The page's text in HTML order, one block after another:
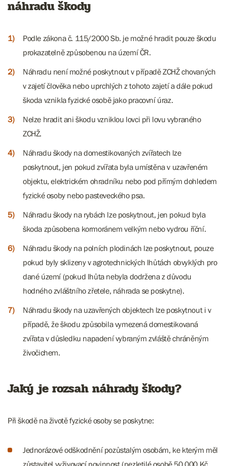
náhradu škody
Podle zákona č. 115/2000 Sb. je možné hradit pouze škodu
prokazatelně způsobenou na území ČR.
Náhradu není možné poskytnout v případě ZCHŽ chovaných
v zajetí člověka nebo uprchlých z tohoto zajetí a dále pokud
škoda vznikla fyzické osobě jako pracovní úraz.
Nelze hradit ani škodu vzniklou lovci při lovu vybraného
ZCHŽ.
Náhradu škody na domestikovaných zvířatech lze
poskytnout, jen pokud zvířata byla umístěna v uzavřeném
objektu, elektrickém ohradníku nebo pod přímým dohledem
fyzické osoby nebo pasteveckého psa.
Náhradu škody na rybách lze poskytnout, jen pokud byla
škoda způsobena kormoránem velkým nebo vydrou říční.
Náhradu škody na polních plodinách lze poskytnout, pouze
pokud byly sklizeny v agrotechnických lhůtách obvyklých pro
dané území (pokud lhůta nebyla dodržena z důvodu
hodného zvláštního zřetele, náhrada se poskytne).
Náhradu škody na uzavřených objektech lze poskytnout i v
případě, že škodu způsobila vymezená domestikovaná
zvířata v důsledku napadení vybraným zvláště chráněným
živočichem.
Jaký je rozsah náhrady škody?
Při škodě na životě fyzické osoby se poskytne:
Jednorázové odškodnění pozůstalým osobám, ke kterým měl
zůstavitel vyživovací povinnost (nezletilé osobě 50 000 Kč,